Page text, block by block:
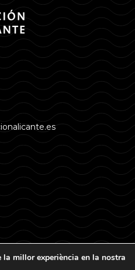
millor experiència en la nostra